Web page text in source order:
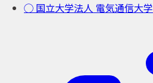
◯ 国立大学法人 電気通信大学